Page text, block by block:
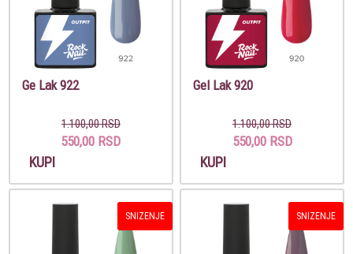
Ge Lak 922
1.100,00 RSD
550,00 RSD
KUPI
Gel Lak 920
1.100,00 RSD
550,00 RSD
KUPI
SNIZENJE SNIZENJE